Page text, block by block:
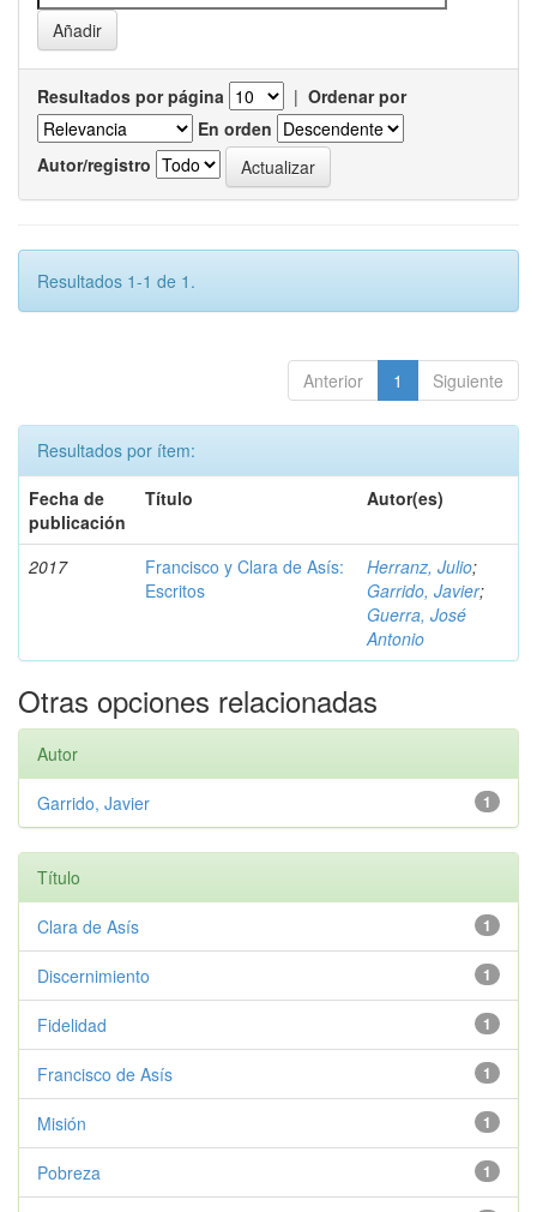
Resultados por página | Ordenar por
En orden
Autor/registro
Resultados 1-1 de 1.
Anterior 1 Siguiente
Resultados por ítem:
Fecha de
publicación
Título Autor(es)
2017
Francisco y Clara de Asís:
Escritos
Herranz, Julio;
Garrido, Javier;
Guerra, José
Antonio
Otras opciones relacionadas
Autor
1
Garrido, Javier
Título
1
Clara de Asís
1
Discernimiento
1
Fidelidad
1
Francisco de Asís
1
Misión
1
Pobreza